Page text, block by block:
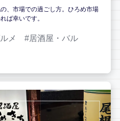
、市場での過ごし方。ひろめ市場
ば幸いです。
メ 居酒屋・バル